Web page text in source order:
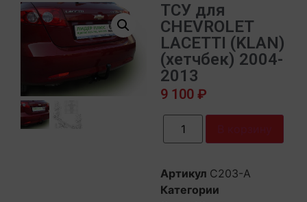
ТСУ для
CHEVROLET
LACETTI (KLAN)
(хетчбек) 2004-
2013
9 100 ₽
Артикул C203-A
Категории